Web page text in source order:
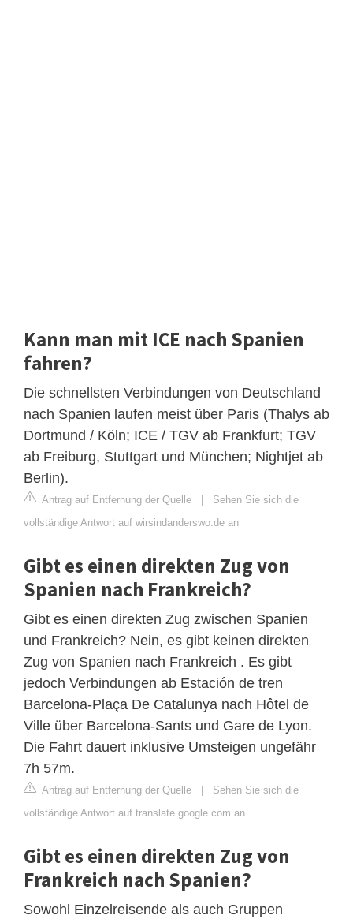
Kann man mit ICE nach Spanien
fahren?
Die schnellsten Verbindungen von Deutschland
nach Spanien laufen meist über Paris (Thalys ab
Dortmund / Köln; ICE / TGV ab Frankfurt; TGV
ab Freiburg, Stuttgart und München; Nightjet ab
Berlin).
Antrag auf Entfernung der Quelle | Sehen Sie sich die
vollständige Antwort auf wirsindanderswo.de an
Gibt es einen direkten Zug von
Spanien nach Frankreich?
Gibt es einen direkten Zug zwischen Spanien
und Frankreich? Nein, es gibt keinen direkten
Zug von Spanien nach Frankreich . Es gibt
jedoch Verbindungen ab Estación de tren
Barcelona-Plaça De Catalunya nach Hôtel de
Ville über Barcelona-Sants und Gare de Lyon.
Die Fahrt dauert inklusive Umsteigen ungefähr
7h 57m.
Antrag auf Entfernung der Quelle | Sehen Sie sich die
vollständige Antwort auf translate.google.com an
Gibt es einen direkten Zug von
Frankreich nach Spanien?
Sowohl Einzelreisende als auch Gruppen